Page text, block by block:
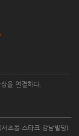
을 연결하다.
초동 스타크 강남빌딩)